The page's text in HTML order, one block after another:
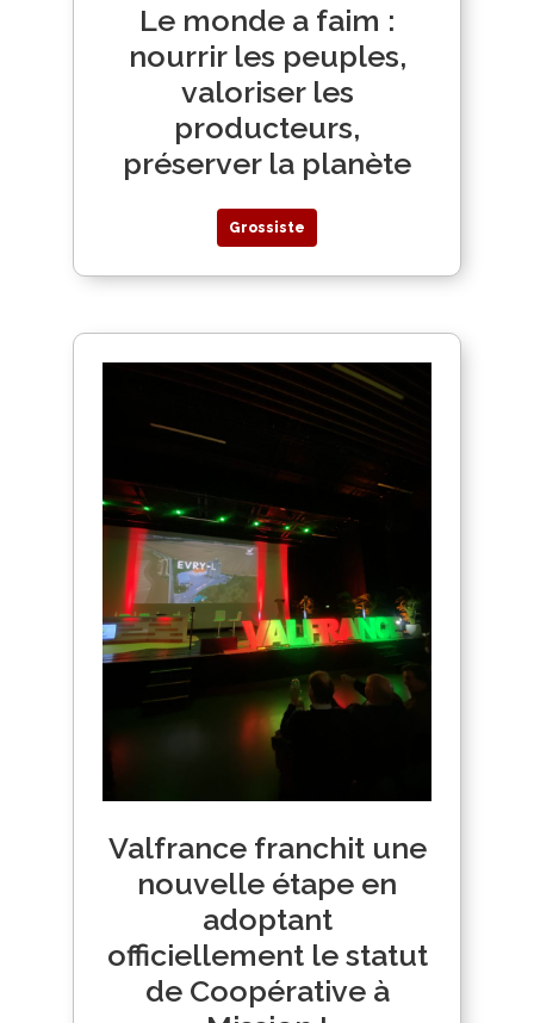
Le monde a faim :
nourrir les peuples,
valoriser les
producteurs,
préserver la planète
Grossiste
Valfrance franchit une
nouvelle étape en
adoptant
officiellement le statut
de Coopérative à